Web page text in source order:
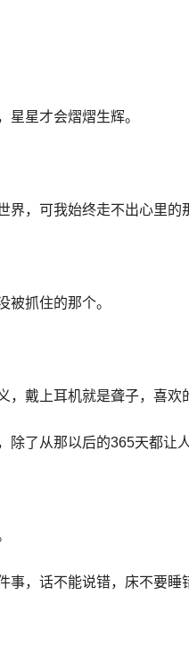
星星才会熠熠生辉。
界，可我始终走不出心里的
被抓住的那个。
，戴上耳机就是聋子，喜欢
除了从那以后的365天都让人
事，话不能说错，床不要睡